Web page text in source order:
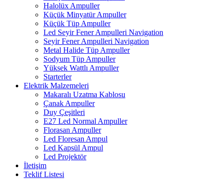
Halolüx Ampuller
Küçük Minyatür Ampuller
Küçük Tüp Ampuller
Led Seyir Fener Ampulleri Navigation
Seyir Fener Ampulleri Navigation
Metal Halide Tüp Ampuller
Sodyum Tüp Ampuller
Yüksek Wattlı Ampuller
Starterler
Elektrik Malzemeleri
Makaralı Uzatma Kablosu
Çanak Ampuller
Duy Çeşitleri
E27 Led Normal Ampuller
Florasan Ampuller
Led Floresan Ampul
Led Kapsül Ampul
Led Projektör
İletişim
Teklif Listesi